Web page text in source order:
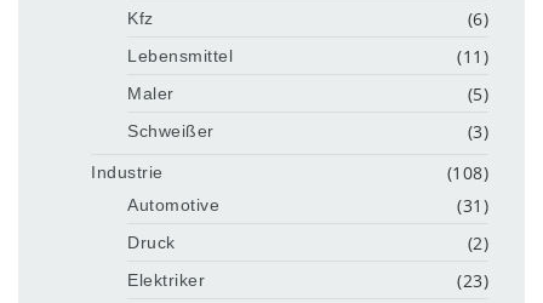
Kfz (6)
Lebensmittel (11)
Maler (5)
Schweißer (3)
Industrie (108)
Automotive (31)
Druck (2)
Elektriker (23)